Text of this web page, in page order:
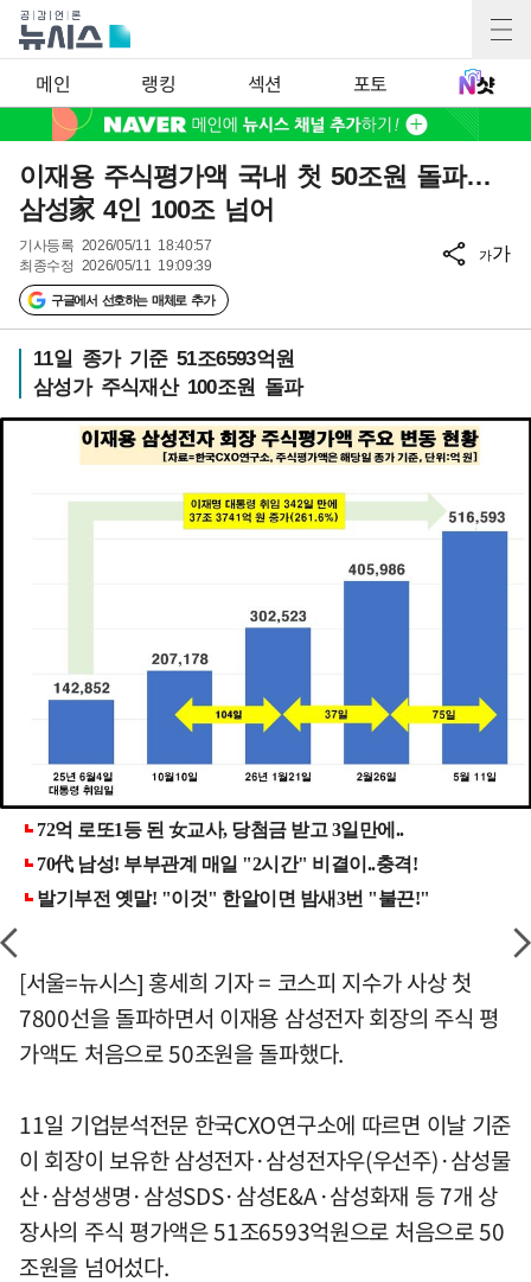
메인 랭킹 섹션 포토
이재용 주식평가액 국내 첫 50조원 돌파…
삼성家 4인 100조 넘어
기사등록 2026/05/11 18:40:57
최종수정 2026/05/11 19:09:39
구글에서 선호하는 매체로 추가
가가
11일 종가 기준 51조6593억원
삼성가 주식재산 100조원 돌파
[서울=뉴시스] 홍세희 기자 = 코스피 지수가 사상 첫
7800선을 돌파하면서 이재용 삼성전자 회장의 주식 평
가액도 처음으로 50조원을 돌파했다.
11일 기업분석전문 한국CXO연구소에 따르면 이날 기준
이 회장이 보유한 삼성전자·삼성전자우(우선주)·삼성물
산·삼성생명·삼성SDS·삼성E&A·삼성화재 등 7개 상
장사의 주식 평가액은 51조6593억원으로 처음으로 50
조원을 넘어섰다.